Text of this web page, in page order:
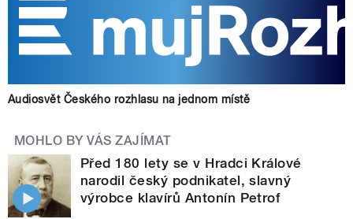
Audiosvět Českého rozhlasu na jednom místě
MOHLO BY VÁS ZAJÍMAT
Před 180 lety se v Hradci Králové
narodil český podnikatel, slavný
výrobce klavírů Antonín Petrof